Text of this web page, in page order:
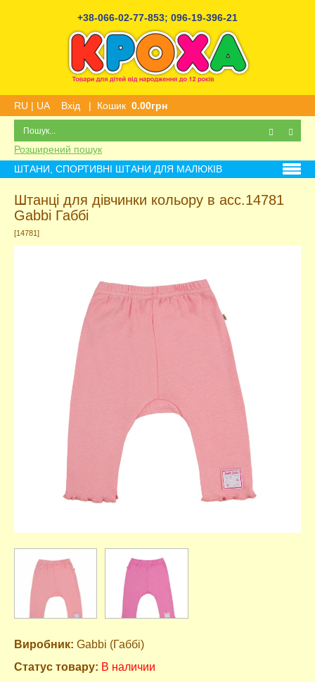
+38-066-02-77-853; 096-19-396-21
RU | UA Вхід | Кошик 0.00грн
Розширений пошук
ШТАНИ, СПОРТИВНІ ШТАНИ ДЛЯ МАЛЮКІВ
Штанці для дівчинки кольору в асс.14781
Gabbi Габбі
[14781]
Виробник: Gabbi (Габбі)
Статус товару: В наличии